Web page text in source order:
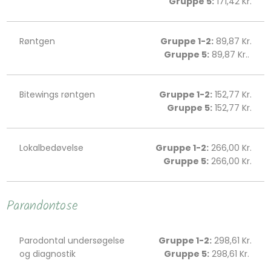
Røntgen Gruppe 1-2:89,87 Kr.
Gruppe 5:89,87 Kr..
Bitewings røntgen Gruppe 1-2:152,77 Kr.
Gruppe 5:152,77 Kr.
Lokalbedøvelse Gruppe 1-2:266,00 Kr.
Gruppe 5:266,00 Kr.
Parandontose
Parodontal undersøgelse
og diagnostik
Gruppe 1-2:298,61 Kr.
Gruppe 5:298,61 Kr.